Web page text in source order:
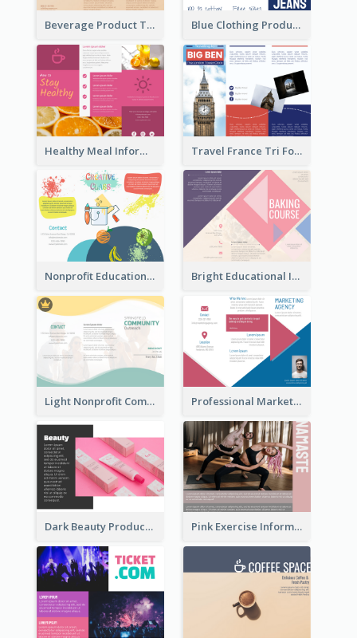
Beverage Product Tri Fold Brochure Blue Clothing Product Informational Tri Fold Brochure
Healthy Meal Informational Tri Fold Brochure Travel France Tri Fold Brochure
Nonprofit Educational Class Tri Fold Brochure Bright Educational Information Tri Fold Brochure
Light Nonprofit Community Tri Fold Brochure Professional Marketing Informational Tri Fold Brochure
Dark Beauty Product Informational Brochure Pink Exercise Informational Brochure